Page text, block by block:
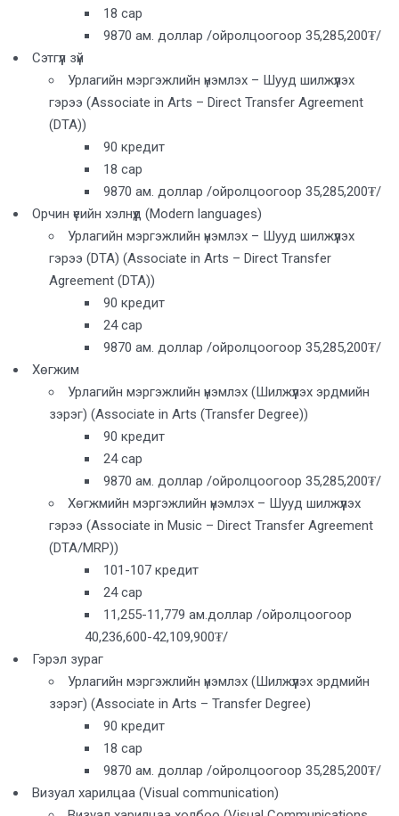
18 сар
9870 ам. доллар /ойролцоогоор 35,285,200₮/
Сэтгүүл зүй
Урлагийн мэргэжлийн үнэмлэх – Шууд шилжүүлэх
гэрээ (Associate in Arts – Direct Transfer Agreement
(DTA))
90 кредит
18 сар
9870 ам. доллар /ойролцоогоор 35,285,200₮/
Орчин үеийн хэлнүүд (Modern languages)
Урлагийн мэргэжлийн үнэмлэх – Шууд шилжүүлэх
гэрээ (DTA) (Associate in Arts – Direct Transfer
Agreement (DTA))
90 кредит
24 сар
9870 ам. доллар /ойролцоогоор 35,285,200₮/
Хөгжим
Урлагийн мэргэжлийн үнэмлэх (Шилжүүлэх эрдмийн
зэрэг) (Associate in Arts (Transfer Degree))
90 кредит
24 сар
9870 ам. доллар /ойролцоогоор 35,285,200₮/
Хөгжмийн мэргэжлийн үнэмлэх – Шууд шилжүүлэх
гэрээ (Associate in Music – Direct Transfer Agreement
(DTA/MRP))
101-107 кредит
24 сар
11,255-11,779 ам.доллар /ойролцоогоор
40,236,600-42,109,900₮/
Гэрэл зураг
Урлагийн мэргэжлийн үнэмлэх (Шилжүүлэх эрдмийн
зэрэг) (Associate in Arts – Transfer Degree)
90 кредит
18 сар
9870 ам. доллар /ойролцоогоор 35,285,200₮/
Визуал харилцаа (Visual communication)